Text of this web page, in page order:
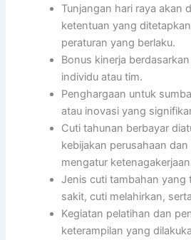
Tunjangan hari raya akan
ketentuan yang
peraturan yang berlaku.
Bonus kinerja
individu atau tim.
Penghargaan untuk
atau inovasi yang
Cuti tahunan berbayar
kebijakan perusahaan
mengatur
Jenis cuti tambahan yang
sakit, cuti melahirkan,
Kegiatan pelatihan dan
keterampilan yang